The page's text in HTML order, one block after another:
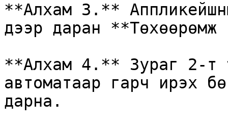
**Алхам 3.**
дээр даран
**Алхам 4.** Зураг 2-т
автоматаар гарч ирэх
дарна.